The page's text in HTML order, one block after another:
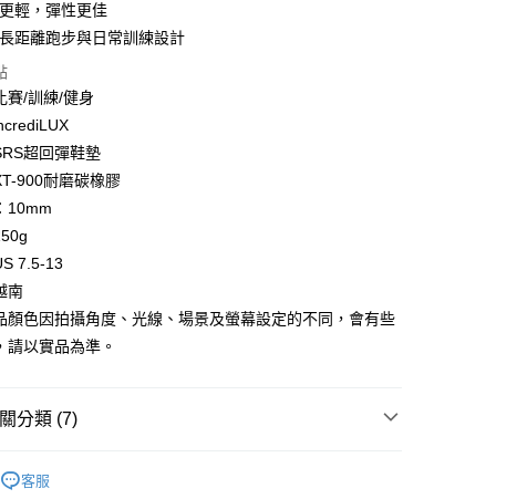
享後付
AFTEE先享後付」】
享後付是「在收到商品之後才付款」的支付方式。 讓您購物簡單
心！
：不需註冊會員、不需綁卡、不需儲值。
：先確認商品／服務後，再付款。
先享後付」結帳流程】
帳方式選擇「AFTEE先享後付」後，將跳轉至「AFTEE先享後
頁面，進行簡訊認證並確認金額後，即可完成結帳。
成立數日內，您將收到繳費通知簡訊。
品的店家。未經商家同意取消之訂單仍視為有效，需透過AFTEE
成功／繳費後需取消欲退款等相關疑問，請聯繫「AFTEE先享後
付款
，滿NT$499(含以上)免運費
，滿NT$799(含以上)免運費
，滿NT$799(含以上)免運費
輕，彈性更佳
距離跑步與日常訓練設計
賽/訓練/健身
超回彈鞋墊
900耐磨碳橡膠
10mm
7.5-13
南
顏色因拍攝角度、光線、場景及螢幕設定的不同，會有些
請以實品為準。
分類 (7)
客服